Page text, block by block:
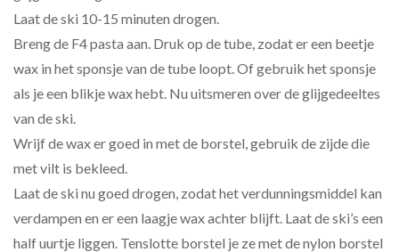
Laat de ski 10-15 minuten drogen.
Breng de F4 pasta aan. Druk op de tube, zodat er een beetje
wax in het sponsje van de tube loopt. Of gebruik het sponsje
als je een blikje wax hebt. Nu uitsmeren over de glijgedeeltes
van de ski.
Wrijf de wax er goed in met de borstel, gebruik de zijde die
met vilt is bekleed.
Laat de ski nu goed drogen, zodat het verdunningsmiddel kan
verdampen en er een laagje wax achter blijft. Laat de ski’s een
half uurtje liggen. Tenslotte borstel je ze met de nylon borstel